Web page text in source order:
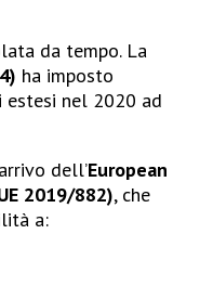
da tempo. La
ha imposto
estesi nel 2020 ad
dell’European
2019/882), che
a: